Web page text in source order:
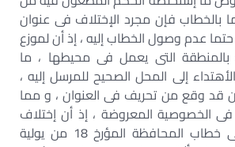
بالخطاب فإن مجرد الإختلاف فى عنوان
حتما عدم وصول الخطاب إليه ، إذ أن لموزع
بالمنطقة التى يعمل فى محيطها ، ما
إلى المحل الصحيح للمرسل إليه ،
قد وقع من تحريف فى العنوان ، و مما
الخصوصية المعروضة ، إذ أن إختلاف
العنوان المدون على خطاب المحافظة المؤرخ 18 من يولية